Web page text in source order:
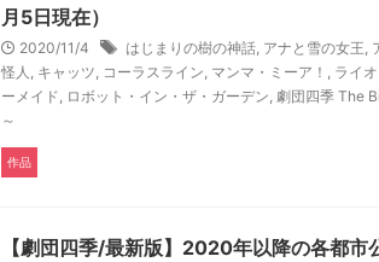
月5日現在）
2020/11/4 はじまりの樹の神話, アナと雪の女王,
怪人 , キャッツ, コーラスライン, マンマ・ミーア！ , ライ
ーメイド, ロボット・イン・ザ・ガーデン, 劇団四季 The
～
作品
【劇団四季/最新版】2020年以降の各都市